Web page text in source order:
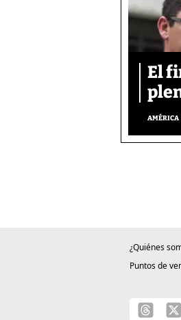
El
AMÉRICA
¿Quiénes
Puntos de